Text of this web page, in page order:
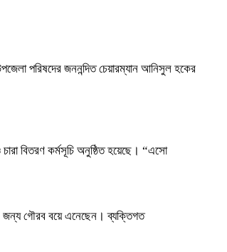
পরিষদের জননন্দিত চেয়ারম্যান আনিসুল হকের
বিতরণ কর্মসূচি অনুষ্ঠিত হয়েছে। “এসো
জন্য গৌরব বয়ে এনেছেন। ব্যক্তিগত